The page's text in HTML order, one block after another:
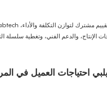
الإنتاج، والدعم الفني، وتغطية سلسلة